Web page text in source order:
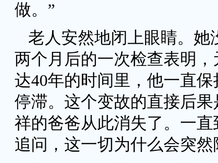
做。”
老人安然地闭上眼睛。她
两个月后的一次检查表明
达40年的时间里，他一直
停滞。这个变故的直接后
祥的爸爸从此消失了。一
追问，这一切为什么会突